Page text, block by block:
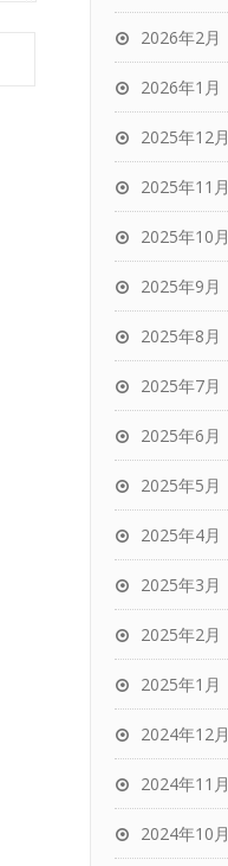
2026年2月
2026年1月
2025年12月
2025年11月
2025年10月
2025年9月
2025年8月
2025年7月
2025年6月
2025年5月
2025年4月
2025年3月
2025年2月
2025年1月
2024年12月
2024年11月
2024年10月